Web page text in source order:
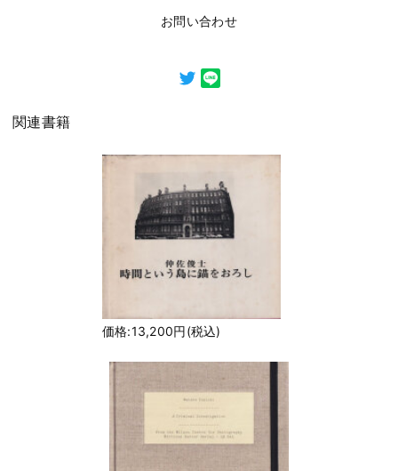
お問い合わせ
関連書籍
価格:13,200円(税込)